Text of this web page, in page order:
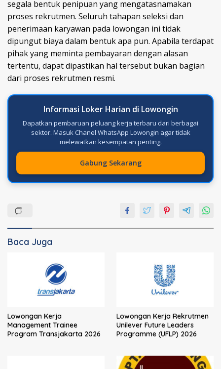
segala bentuk penipuan yang mengatasnamakan
proses rekrutmen. Seluruh tahapan seleksi dan
penerimaan karyawan pada lowongan ini tidak
dipungut biaya dalam bentuk apa pun. Apabila terdapat
pihak yang meminta pembayaran dengan alasan
tertentu, dapat dipastikan hal tersebut bukan bagian
dari proses rekrutmen resmi.
Informasi Loker Harian di Lowongin
Dapatkan pembaruan peluang kerja terbaru dari berbagai
sektor. Masuk Chanel WhatsApp Lowongin agar tidak
melewatkan kesempatan penting.
Gabung Sekarang
Baca Juga
Lowongan Kerja
Management Trainee
Program Transjakarta 2026
Lowongan Kerja Rekrutmen
Unilever Future Leaders
Programme (UFLP) 2026